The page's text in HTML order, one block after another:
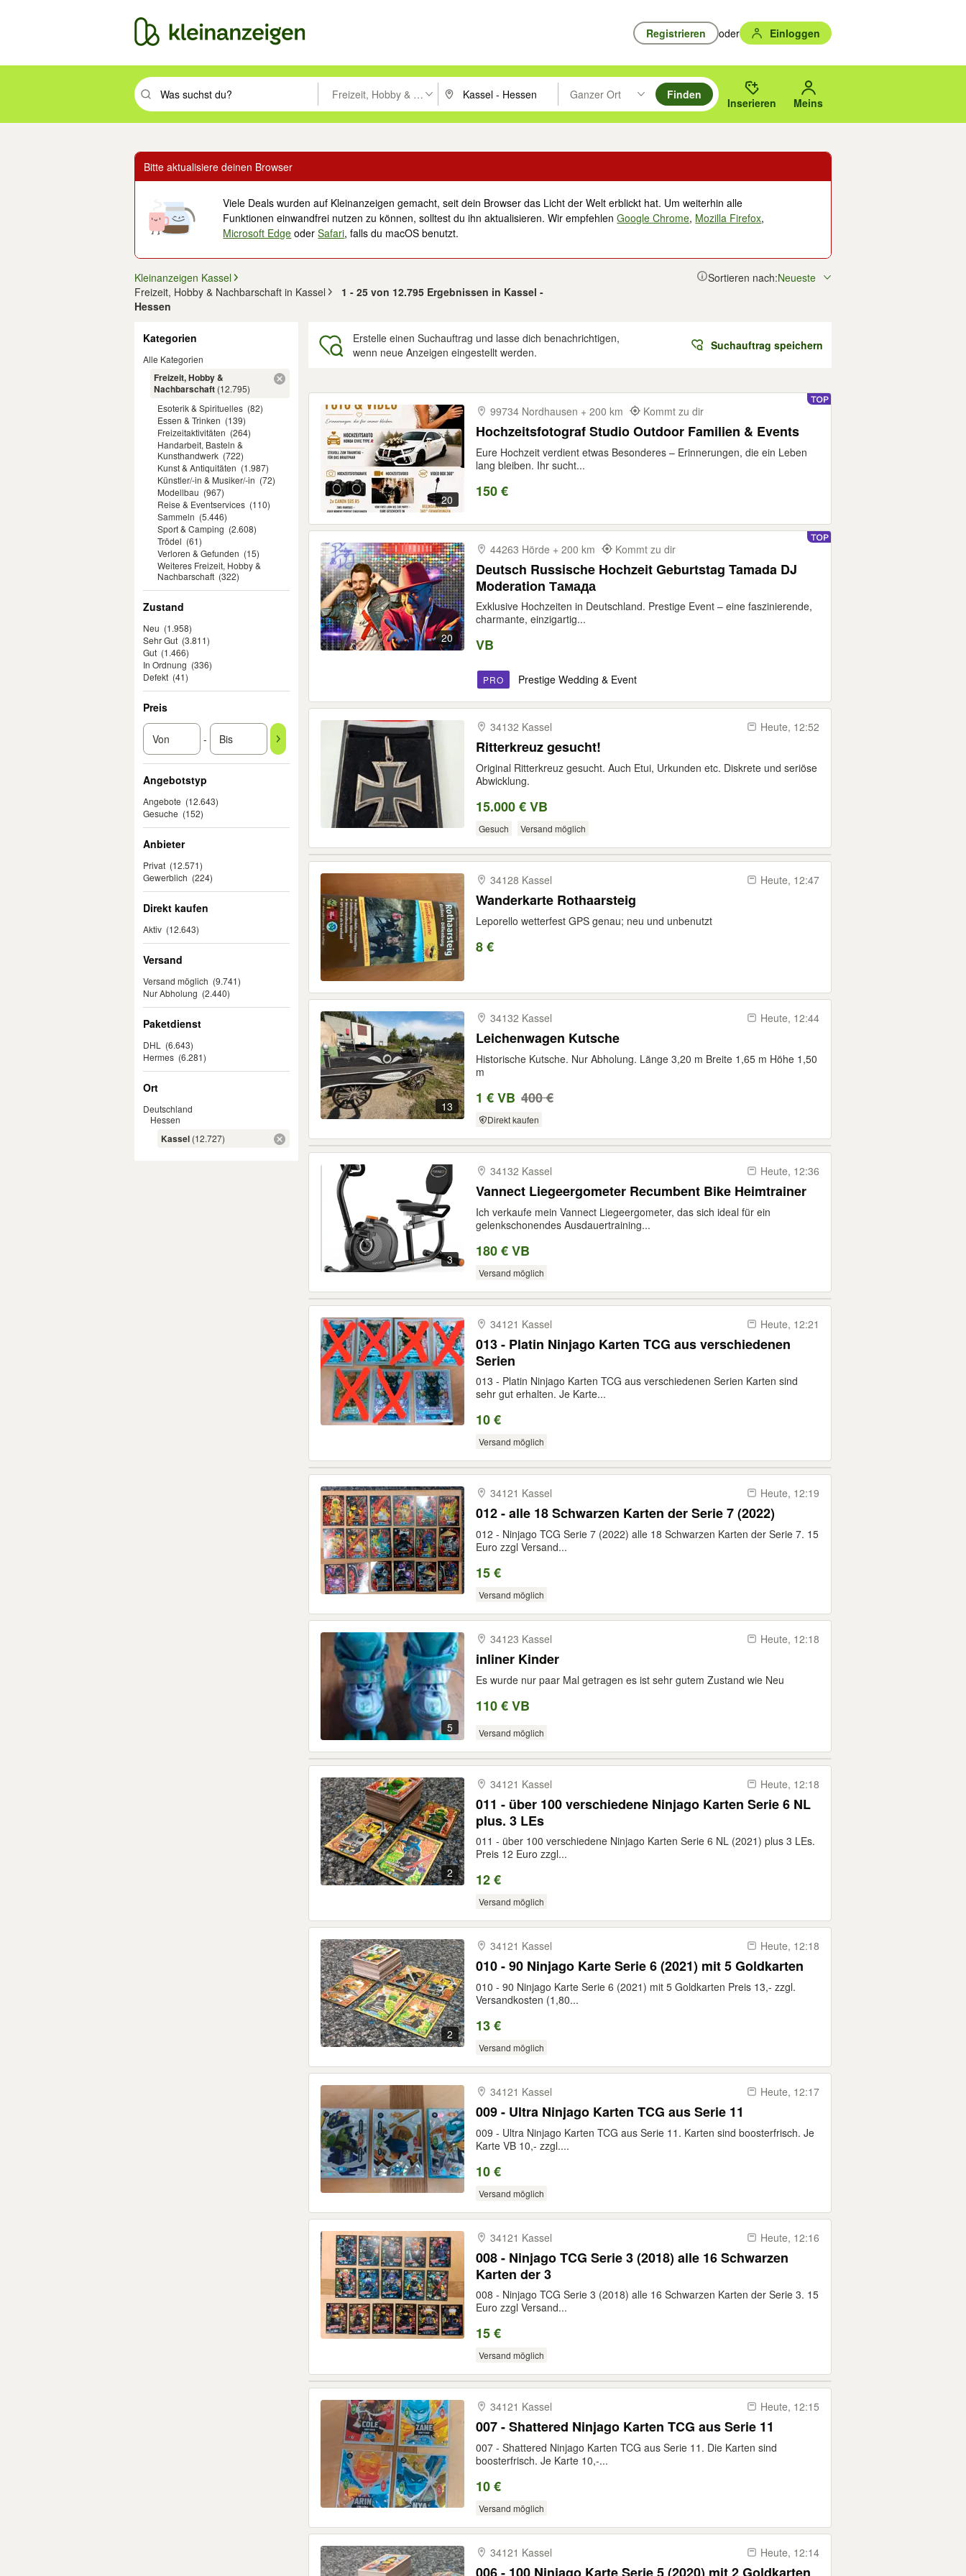
Registrieren oder Einloggen
Suchbegriff eingeben. Eingabetaste drücken um zu suchen, oder Vorschläge mit den Pfeiltasten nach oben/unten durchsuchen und mit Eingabetaste auswählen.
Freizeit, Hobby & NachbarschaftPLZ oder Ort eingeben. Eingabetaste drücken um zu suchen, oder Vorschläge mit den Pfeiltasten nach oben/
Ganzer Ort
Suche im Umkreis des gewählten Orts oder PLZ.
Finden
Inserieren Meins
Bitte aktualisiere deinen Browser
Viele Deals wurden auf Kleinanzeigen gemacht, seit dein Browser das Licht der Welt erblickt hat. Um weiterhin alle
Funktionen einwandfrei nutzen zu können, solltest du ihn aktualisieren. Wir empfehlenGoogle Chrome, Mozilla Firefox,
Microsoft Edge oderSafari, falls du macOS benutzt.
Kleinanzeigen Kassel
Freizeit, Hobby & Nachbarschaft in Kassel
1 - 25 von 12.795 Ergebnissen in Kassel -
Hessen
Sortieren nach:Neueste
Kategorien
Alle Kategorien
Freizeit, Hobby &
Nachbarschaft (12.795)
Esoterik & Spirituelles (82)
Essen & Trinken (139)
Freizeitaktivitäten (264)
Handarbeit, Basteln &
Kunsthandwerk (722)
Kunst & Antiquitäten (1.987)
Künstler/-in & Musiker/-in (72)
Modellbau (967)
Reise & Eventservices (110)
Sammeln (5.446)
Sport & Camping (2.608)
Trödel (61)
Verloren & Gefunden (15)
Weiteres Freizeit, Hobby &
Nachbarschaft (322)
Zustand
Neu (1.958)
Sehr Gut (3.811)
Gut (1.466)
In Ordnung (336)
Defekt (41)
Preis
-
Angebotstyp
Angebote (12.643)
Gesuche (152)
Anbieter
Privat (12.571)
Gewerblich (224)
Direkt kaufen
Aktiv (12.643)
Versand
Versand möglich (9.741)
Nur Abholung (2.440)
Paketdienst
DHL
(6.643)
Hermes (6.281)
Ort
Deutschland
Hessen
Kassel (12.727)
Erstelle einen Suchauftrag und lasse dich benachrichtigen,
wenn neue Anzeigen eingestellt werden.
Suchauftrag speichern
20
99734 Nordhausen + 200 km Kommt zu dir
Hochzeitsfotograf Studio Outdoor Familien & Events
Eure Hochzeit verdient etwas Besonderes – Erinnerungen, die ein Leben
lang bleiben. Ihr sucht...
150 €
20
44263 Hörde + 200 km Kommt zu dir
Deutsch Russische Hochzeit Geburtstag Tamada DJ
Moderation Тамада
Exklusive Hochzeiten in Deutschland. Prestige Event – eine faszinierende,
charmante, einzigartig...
VB
PRO Prestige Wedding & Event
34132 Kassel Heute, 12:52
Ritterkreuz gesucht!
Original Ritterkreuz gesucht. Auch Etui, Urkunden etc. Diskrete und seriöse
Abwicklung.
15.000 € VB
Gesuch Versand möglich
34128 Kassel Heute, 12:47
Wanderkarte Rothaarsteig
Leporello wetterfest GPS genau; neu und unbenutzt
8 €
13
34132 Kassel Heute, 12:44
Leichenwagen Kutsche
Historische Kutsche. Nur Abholung. Länge 3,20 m Breite 1,65 m Höhe 1,50
m
1 € VB 400 €
Direkt kaufen
3
34132 Kassel Heute, 12:36
Vannect Liegeergometer Recumbent Bike Heimtrainer
Ich verkaufe mein Vannect Liegeergometer, das sich ideal für ein
gelenkschonendes Ausdauertraining...
180 € VB
Versand möglich
34121 Kassel Heute, 12:21
013 - Platin Ninjago Karten TCG aus verschiedenen
Serien
013 - Platin Ninjago Karten TCG aus verschiedenen Serien Karten sind
sehr gut erhalten. Je Karte...
10 €
Versand möglich
34121 Kassel Heute, 12:19
012 - alle 18 Schwarzen Karten der Serie 7 (2022)
012 - Ninjago TCG Serie 7 (2022) alle 18 Schwarzen Karten der Serie 7. 15
Euro zzgl Versand...
15 €
Versand möglich
5
34123 Kassel Heute, 12:18
inliner Kinder
Es wurde nur paar Mal getragen es ist sehr gutem Zustand wie Neu
110 € VB
Versand möglich
2
34121 Kassel Heute, 12:18
011 - über 100 verschiedene Ninjago Karten Serie 6 NL
plus. 3 LEs
011 - über 100 verschiedene Ninjago Karten Serie 6 NL (2021) plus 3 LEs.
Preis 12 Euro zzgl...
12 €
Versand möglich
2
34121 Kassel Heute, 12:18
010 - 90 Ninjago Karte Serie 6 (2021) mit 5 Goldkarten
010 - 90 Ninjago Karte Serie 6 (2021) mit 5 Goldkarten Preis 13,- zzgl.
Versandkosten (1,80...
13 €
Versand möglich
34121 Kassel Heute, 12:17
009 - Ultra Ninjago Karten TCG aus Serie 11
009 - Ultra Ninjago Karten TCG aus Serie 11. Karten sind boosterfrisch. Je
Karte VB 10,- zzgl....
10 €
Versand möglich
34121 Kassel Heute, 12:16
008 - Ninjago TCG Serie 3 (2018) alle 16 Schwarzen
Karten der 3
008 - Ninjago TCG Serie 3 (2018) alle 16 Schwarzen Karten der Serie 3. 15
Euro zzgl Versand...
15 €
Versand möglich
34121 Kassel Heute, 12:15
007 - Shattered Ninjago Karten TCG aus Serie 11
007 - Shattered Ninjago Karten TCG aus Serie 11. Die Karten sind
boosterfrisch. Je Karte 10,-...
10 €
Versand möglich
34121 Kassel Heute, 12:14